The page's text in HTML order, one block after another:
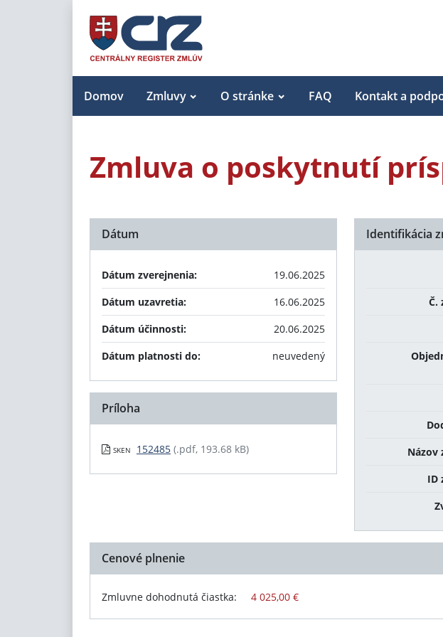
Domov Zmluvy O stránke FAQ Kontakt a
Zmluva o poskytnutí
Identifikácia
Č.
Názov
ID
Dátum
Dátum zverejnenia:
19.06.2025
Dátum uzavretia:
16.06.2025
Dátum účinnosti:
20.06.2025
Dátum platnosti do:
neuvedený
Príloha
SKEN 152485 (.pdf, 193.68 kB)
Cenové plnenie
Zmluvne dohodnutá čiastka: 4 025,00 €